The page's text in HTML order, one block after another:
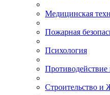
Медицинская
Пожарная
Психология
Противодействие
Строительство